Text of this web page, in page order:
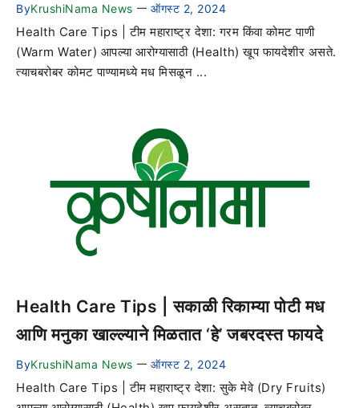
ByKrushiNama News — ऑगस्ट 2, 2024
Health Care Tips | टीम महाराष्ट्र देशा: गरम किंवा कोमट पाणी
(Warm Water) आपल्या आरोग्यासाठी (Health) खूप फायदेशीर असते.
त्याचबरोबर कोमट पाण्यामध्ये मध मिसळून ...
Health Care Tips | सकाळी रिकाम्या पोटी मध
आणि मनुका खाल्ल्याने मिळतात ‘हे’ जबरदस्त फायदे
ByKrushiNama News — ऑगस्ट 2, 2024
Health Care Tips | टीम महाराष्ट्र देशा: सुके मेवे (Dry Fruits)